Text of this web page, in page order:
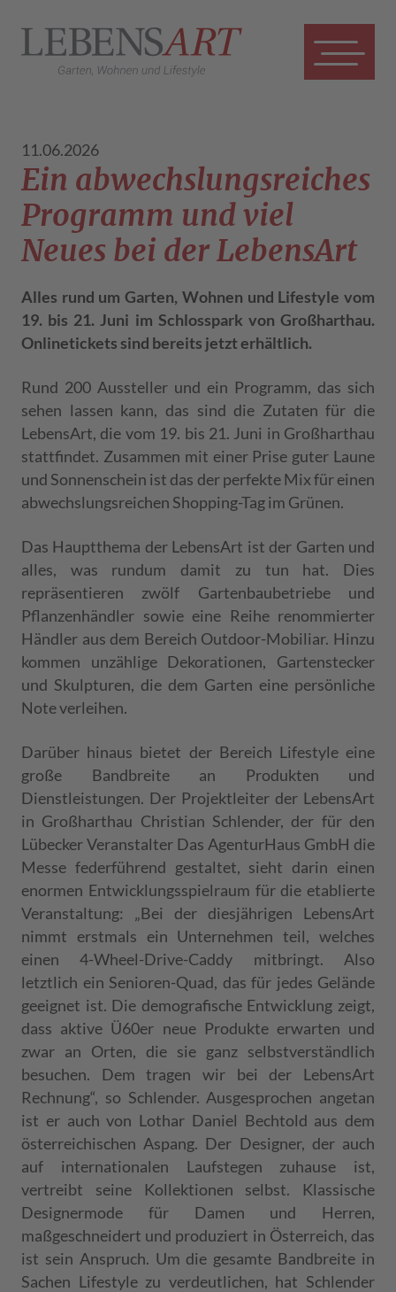
11.06.2026
Ein abwechslungsreiches
Programm und viel
Neues bei der LebensArt
Alles rund um Garten, Wohnen und Lifestyle vom
19. bis 21. Juni im Schlosspark von Großharthau.
Onlinetickets sind bereits jetzt erhältlich.
Rund 200 Aussteller und ein Programm, das sich
sehen lassen kann, das sind die Zutaten für die
LebensArt, die vom 19. bis 21. Juni in Großharthau
stattfindet. Zusammen mit einer Prise guter Laune
und Sonnenschein ist das der perfekte Mix für einen
abwechslungsreichen Shopping-Tag im Grünen.
Das Hauptthema der LebensArt ist der Garten und
alles, was rundum damit zu tun hat. Dies
repräsentieren zwölf Gartenbaubetriebe und
Pflanzenhändler sowie eine Reihe renommierter
Händler aus dem Bereich Outdoor-Mobiliar. Hinzu
kommen unzählige Dekorationen, Gartenstecker
und Skulpturen, die dem Garten eine persönliche
Note verleihen.
Darüber hinaus bietet der Bereich Lifestyle eine
große Bandbreite an Produkten und
Dienstleistungen. Der Projektleiter der LebensArt
in Großharthau Christian Schlender, der für den
Lübecker Veranstalter Das AgenturHaus GmbH die
Messe federführend gestaltet, sieht darin einen
enormen Entwicklungsspielraum für die etablierte
Veranstaltung: „Bei der diesjährigen LebensArt
nimmt erstmals ein Unternehmen teil, welches
einen 4-Wheel-Drive-Caddy mitbringt. Also
letztlich ein Senioren-Quad, das für jedes Gelände
geeignet ist. Die demografische Entwicklung zeigt,
dass aktive Ü60er neue Produkte erwarten und
zwar an Orten, die sie ganz selbstverständlich
besuchen. Dem tragen wir bei der LebensArt
Rechnung“, so Schlender. Ausgesprochen angetan
ist er auch von Lothar Daniel Bechtold aus dem
österreichischen Aspang. Der Designer, der auch
auf internationalen Laufstegen zuhause ist,
vertreibt seine Kollektionen selbst. Klassische
Designermode für Damen und Herren,
maßgeschneidert und produziert in Österreich, das
ist sein Anspruch. Um die gesamte Bandbreite in
Sachen Lifestyle zu verdeutlichen, hat Schlender